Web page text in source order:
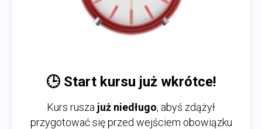
🕒 Start kursu już wkrótce!
Kurs rusza już niedługo, abyś zdążył
przygotować się przed wejściem obowiązku